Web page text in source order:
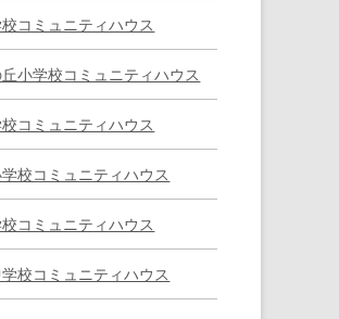
コミュニティハウス
小学校コミュニティハウス
コミュニティハウス
校コミュニティハウス
コミュニティハウス
校コミュニティハウス